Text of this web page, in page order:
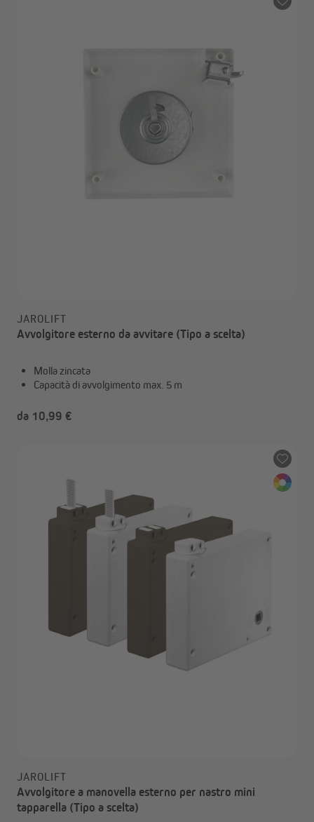
JAROLIFT
Avvolgitore esterno da avvitare (Tipo a scelta)
Molla zincata
Capacità di avvolgimento max. 5 m
da 10,99 €
JAROLIFT
Avvolgitore a manovella esterno per nastro mini
tapparella (Tipo a scelta)